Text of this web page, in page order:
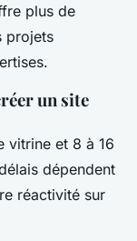
plus de
projets
un site
vitrine et 8 à 16
dépendent
réactivité sur